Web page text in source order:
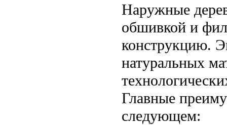
Наружные
обшивкой и
конструкцию.
натуральных
Главные
следующем: